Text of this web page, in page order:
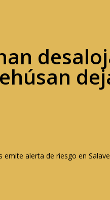
emitealerta de riesgo en